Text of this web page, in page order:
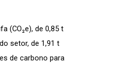
(CO₂e), de 0,85 t
setor, de 1,91 t
de carbono para